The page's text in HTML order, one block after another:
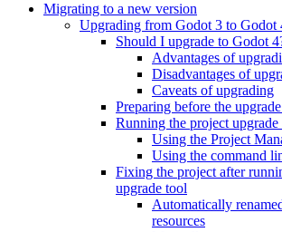
Migrating to a new version
Upgrading from Godot 3 to Godot
Should I upgrade to Godot
Advantages of
Disadvantages of
Caveats of upgrading
Preparing before the
Running the project upgrade
Using the Project
Using the command
Fixing the project after
upgrade tool
Automatically
resources